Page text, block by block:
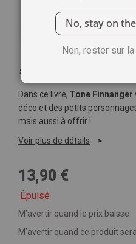
Soyez le premier à commenter ce
Dans ce livre, Tone Finnanger
déco et des petits
mais aussi à offrir !
Voir plus de détails
13,90 €
Épuisé
M’avertir quand le prix baisse
M’avertir quand ce produit
No, stay on
Non, rester sur